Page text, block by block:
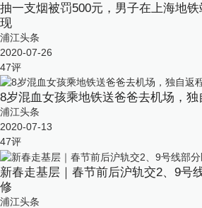
抽一支烟被罚500元，男子在上海地
现
浦江头条
2020-07-26
47评
8岁混血女孩乘地铁送爸爸去机场，
浦江头条
2020-07-13
47评
新春走基层｜春节前后沪轨交2、9号
修
浦江头条